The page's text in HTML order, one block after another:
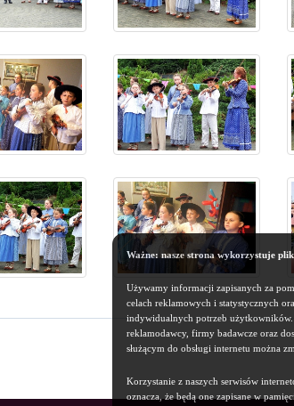
Ważne: nasze strona wykorzystuje
Używamy informacji zapisanych za
celach reklamowych i statystycznych
indywidualnych potrzeb użytkowników.
reklamodawcy, firmy badawcze oraz
służącym do obsługi internetu można
Korzystanie z naszych serwisów
oznacza, że będą one zapisane w